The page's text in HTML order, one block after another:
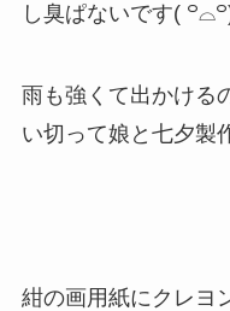
し臭ぱないです(
雨も強くて出かける
い切って娘と七夕製
紺の画用紙にクレヨ